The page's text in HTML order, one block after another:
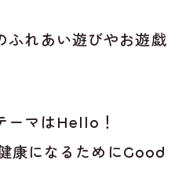
ふれあい遊びやお遊戯
ーマはHello！
康になるためにGood